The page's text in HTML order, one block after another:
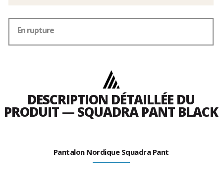
En rupture
DESCRIPTION DÉTAILLÉE DU
PRODUIT — SQUADRA PANT BLACK
Pantalon Nordique Squadra Pant